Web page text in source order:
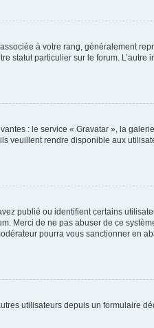
à votre rang, généralement
statut particulier sur le forum. L’autre
: le service « Gravatar », la
veuillent rendre disponible aux
publié ou identifient certains
Merci de ne pas abuser de ce
pourra vous sanctionner en
utilisateurs depuis un formulaire